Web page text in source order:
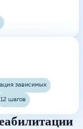
зависимых
12 шагов